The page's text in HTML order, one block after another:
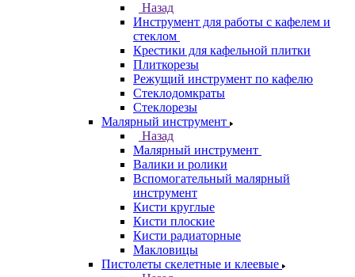
Назад
Инструмент для работы с кафелем и
стеклом
Крестики для кафельной плитки
Плиткорезы
Режущий инструмент по кафелю
Стеклодомкраты
Стеклорезы
Малярный инструмент
Назад
Малярный инструмент
Валики и ролики
Вспомогательный малярный
инструмент
Кисти круглые
Кисти плоские
Кисти радиаторные
Макловицы
Пистолеты скелетные и клеевые